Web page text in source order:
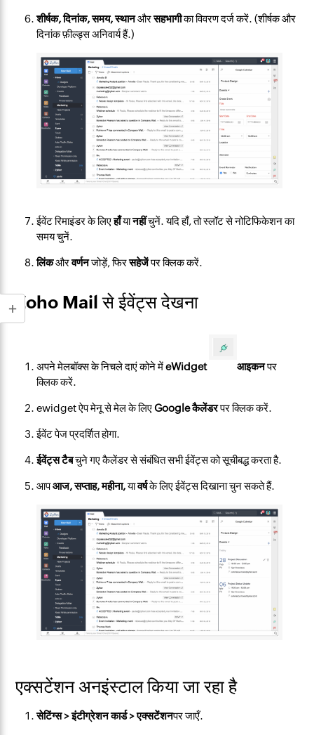
शीर्षक, दिनांक, समय, स्थानऔरसहभागीका विवरण दर्ज करें. (शीर्षक और
दिनांक फ़ील्ड्स अनिवार्य हैं.)
ईवेंट रिमाइंडर के लिएहाँयानहींचुनें. यदि हाँ, तो स्लॉट से नोटिफिकेशन का
समय चुनें.
लिंकऔरवर्णनजोड़ें, फिरसहेजेंपर क्लिक करें.
Zoho Mail से ईवेंट्स देखना
अपने मेलबॉक्स के निचले दाएं कोने मेंeWidget आइकनपर
क्लिक करें.
ewidget ऐप मेनू से मेल के लिएGoogle कैलेंडरपर क्लिक करें.
ईवेंट पेज प्रदर्शित होगा.
ईवेंट्स टैबचुने गए कैलेंडर से संबंधित सभी ईवेंट्स को सूचीबद्ध करता है.
आपआज, सप्ताह, महीना,यावर्षके लिए ईवेंट्स दिखाना चुन सकते हैं.
एक्सटेंशन अनइंस्टाल किया जा रहा है
सेटिंग्स > इंटीग्रेशन कार्ड > एक्सटेंशनपर जाएँ.